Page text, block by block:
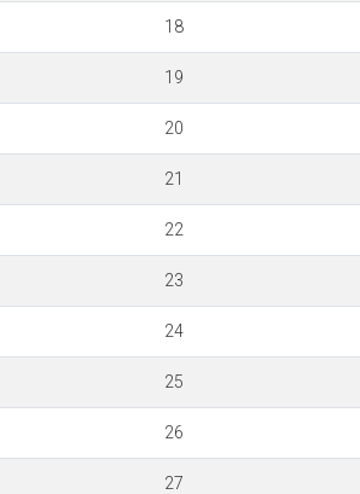
18
19
20
21
22
23
24
25
26
27